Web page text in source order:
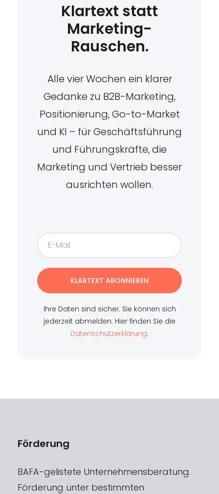
Klartext statt
Marketing-
Rauschen.
Alle vier Wochen ein klarer
Gedanke zu B2B-Marketing,
Positionierung, Go-to-Market
und KI – für Geschäftsführung
und Führungskräfte, die
Marketing und Vertrieb besser
ausrichten wollen.
KLARTEXT ABONNIEREN
Ihre Daten sind sicher. Sie können sich
jederzeit abmelden. Hier finden Sie die
Datenschutzerklärung.
Förderung
BAFA-gelistete Unternehmensberatung.
Förderung unter bestimmten